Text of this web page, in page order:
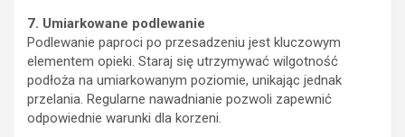
7. Umiarkowane podlewanie
Podlewanie paproci po przesadzeniu jest kluczowym
elementem opieki. Staraj się utrzymywać wilgotność
podłoża na umiarkowanym poziomie, unikając jednak
przelania. Regularne nawadnianie pozwoli zapewnić
odpowiednie warunki dla korzeni.